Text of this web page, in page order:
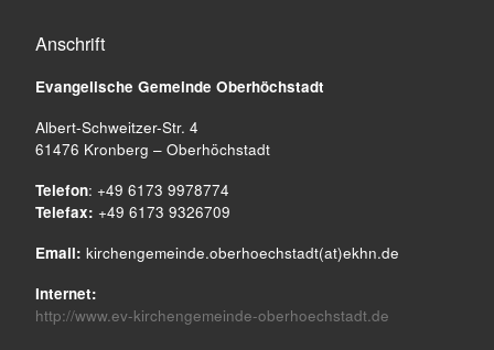
Anschrift
Evangelische Gemeinde Oberhöchstadt
Albert-Schweitzer-Str. 4
61476 Kronberg – Oberhöchstadt
Telefon: +49 6173 9978774
Telefax: +49 6173 9326709
Email: kirchengemeinde.oberhoechstadt(at)ekhn.de
Internet:
http://www.ev-kirchengemeinde-oberhoechstadt.de